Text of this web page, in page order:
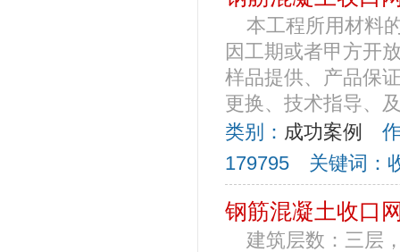
本工程所用材料
因工期或者甲方开
样品提供、产品保
更换、技术指导、
类别： 成功案例
作
179795 关键词：
钢筋混凝土收口
建筑层数：三层